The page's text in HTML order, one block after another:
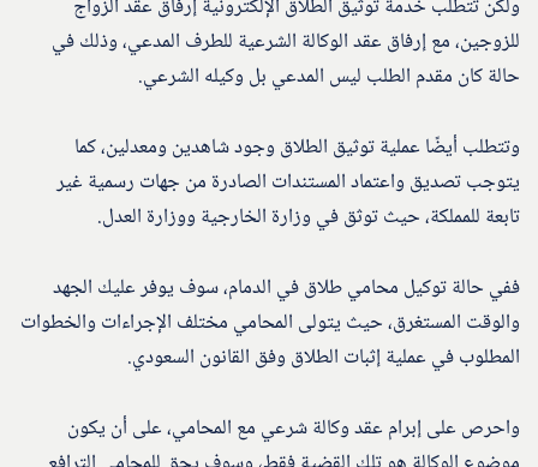
ولكن تتطلب خدمة توثيق الطلاق الإلكترونية إرفاق عقد الزواج
للزوجين، مع إرفاق عقد الوكالة الشرعية للطرف المدعي، وذلك في
حالة كان مقدم الطلب ليس المدعي بل وكيله الشرعي.
وتتطلب أيضًا عملية توثيق الطلاق وجود شاهدين ومعدلين، كما
يتوجب تصديق واعتماد المستندات الصادرة من جهات رسمية غير
تابعة للمملكة، حيث توثق في وزارة الخارجية ووزارة العدل.
ففي حالة توكيل محامي طلاق في الدمام، سوف يوفر عليك الجهد
والوقت المستغرق، حيث يتولى المحامي مختلف الإجراءات والخطوات
المطلوب في عملية إثبات الطلاق وفق القانون السعودي.
واحرص على إبرام عقد وكالة شرعي مع المحامي، على أن يكون